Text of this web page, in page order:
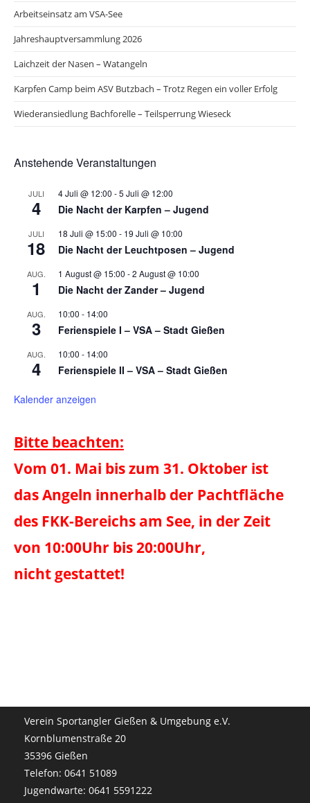
Arbeitseinsatz am VSA-See
Jahreshauptversammlung 2026
Laichzeit der Nasen – Watangeln
Karpfen Camp beim ASV Butzbach – Trotz Regen ein voller Erfolg
Wiederansiedlung Bachforelle – Teilsperrung Wieseck
Anstehende Veranstaltungen
JULI
4
4 Juli @ 12:00 -5 Juli @ 12:00
Die Nacht der Karpfen – Jugend
JULI
18
18 Juli @ 15:00 - 19 Juli @ 10:00
Die Nacht der Leuchtposen – Jugend
AUG.
1
1 August @ 15:00 -2 August @ 10:00
Die Nacht der Zander – Jugend
AUG.
3
10:00 - 14:00
Ferienspiele I – VSA – Stadt Gießen
AUG.
4
10:00 - 14:00
Ferienspiele II – VSA – Stadt Gießen
Kalender anzeigen
Bitte beachten:
Vom 01. Mai bis zum 31. Oktober ist
das Angeln innerhalb der Pachtfläche
des FKK-Bereichs am See, in der Zeit
von 10:00Uhr bis 20:00Uhr,
nicht gestattet!
Verein Sportangler Gießen & Umgebung e.V.
Kornblumenstraße 20
35396 Gießen
Telefon: 0641 51089
Jugendwarte: 0641 5591222